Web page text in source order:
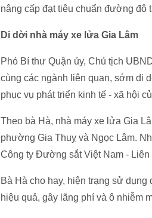
nâng cấp đạt tiêu chuẩn đường đô
Di dời nhà máy xe lửa Gia Lâm
Phó Bí thư Quận ủy, Chủ tịch
cùng các ngành liên quan, sớm di
phục vụ phát triển kinh tế - xã hội
Theo bà Hà, nhà máy xe lửa Gia
phường Gia Thuỵ và Ngọc Lâm.
Công ty Đường sắt Việt Nam -
Bà Hà cho hay, hiện trạng sử
hiệu quả, gây lãng phí và ô nhiễm